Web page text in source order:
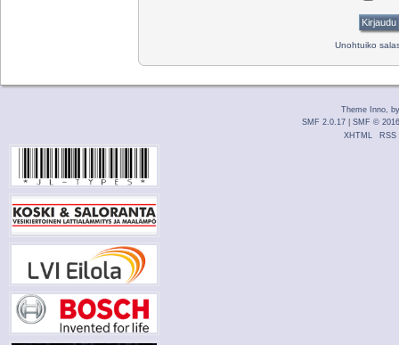
Unohtuiko
Theme Inno,
SMF 2.0.17
SMF © 2016
XHTML
RSS